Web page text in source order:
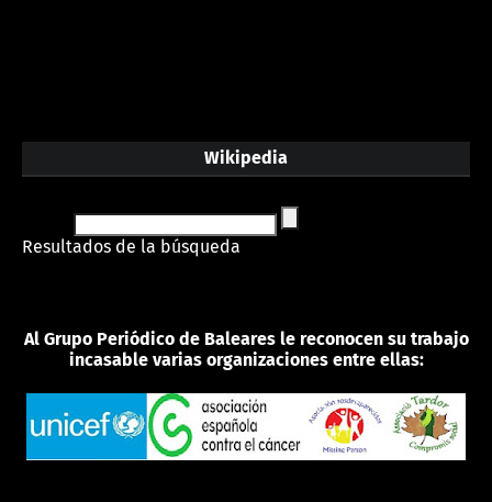
Wikipedia
Resultados de la búsqueda
Al Grupo Periódico de Baleares le reconocen su trabajo
incasable varias organizaciones entre ellas: